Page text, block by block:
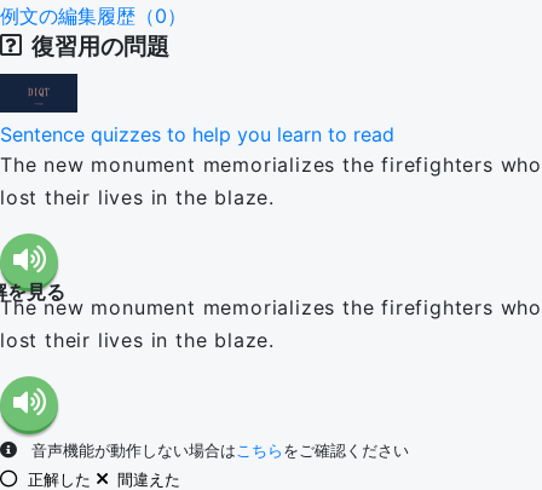
例文の編集履歴（0）
復習用の問題
Sentence quizzes to help you learn to read
The new monument memorializes the firefighters who
lost their lives in the blaze.
を見る
The new monument memorializes the firefighters who
lost their lives in the blaze.
音声機能が動作しない場合はこちら をご確認ください
正解した
間違えた